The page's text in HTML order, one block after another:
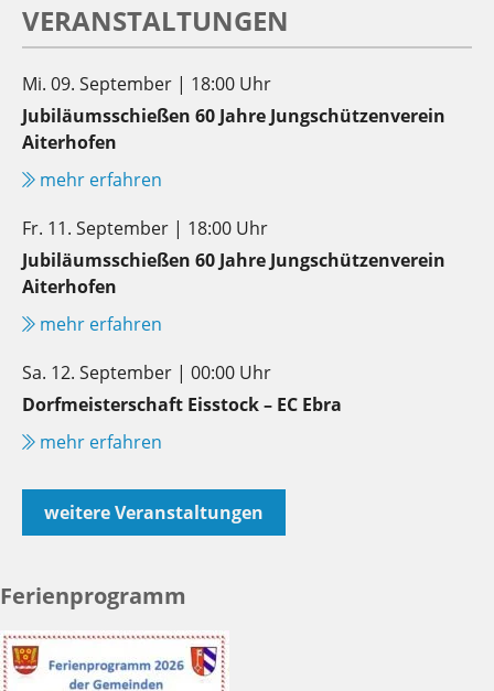
VERANSTALTUNGEN
Mi. 09. September | 18:00 Uhr
Jubiläumsschießen 60 Jahre Jungschützenverein
Aiterhofen
mehr erfahren
Fr. 11. September | 18:00 Uhr
Jubiläumsschießen 60 Jahre Jungschützenverein
Aiterhofen
mehr erfahren
Sa. 12. September | 00:00 Uhr
Dorfmeisterschaft Eisstock – EC Ebra
mehr erfahren
weitere Veranstaltungen
Ferienprogramm